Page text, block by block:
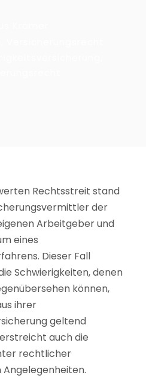
Rechtsstreit stand
der
Arbeitgeber und
eines
Dieser Fall
Schwierigkeiten, denen
können,
ihrer
geltend
auch die
rechtlicher